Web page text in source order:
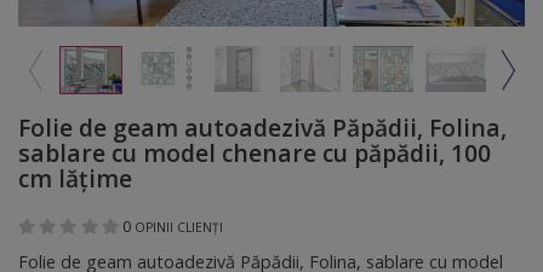
Folie de geam autoadezivă Păpădii, Folina,
sablare cu model chenare cu păpădii, 100
cm lățime
0 OPINII CLIENȚI
Folie de geam autoadezivă Păpădii, Folina, sablare cu model